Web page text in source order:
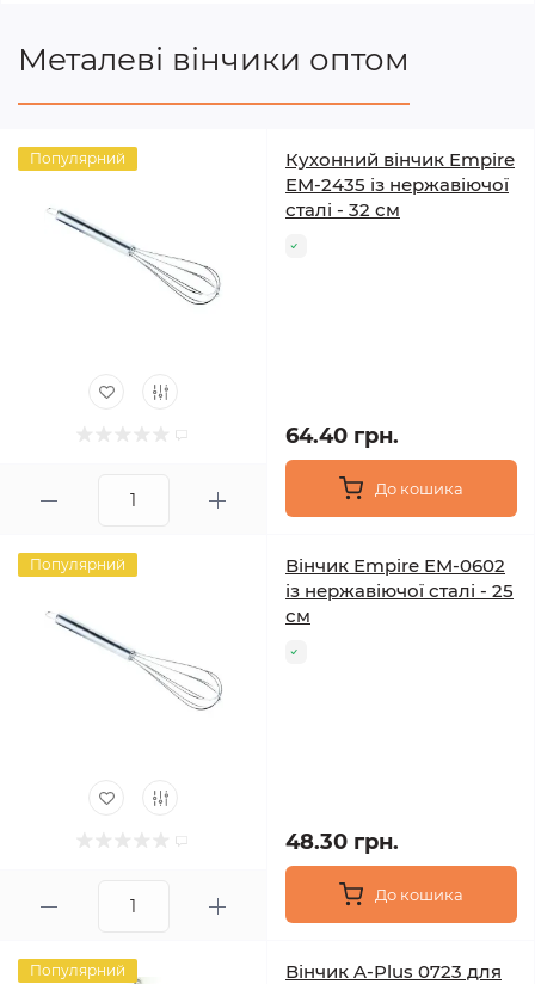
Металеві вінчики оптом
Популярний
Кухонний вінчик Empire
EM‑2435 із нержавіючої
сталі - 32 см
64.40 грн.
До кошика
Популярний
Вінчик Empire EM‑0602
із нержавіючої сталі - 25
см
48.30 грн.
До кошика
Популярний
Вінчик A‑Plus 0723 для